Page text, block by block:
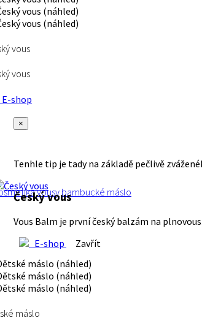
vous
vous
shop
×
Tenhle tip je tady na základě pečlivě
vousy bambucké máslo
Český vous
Vous Balm je první český balzám na plnovous.
E-shop
Zavřít
máslo